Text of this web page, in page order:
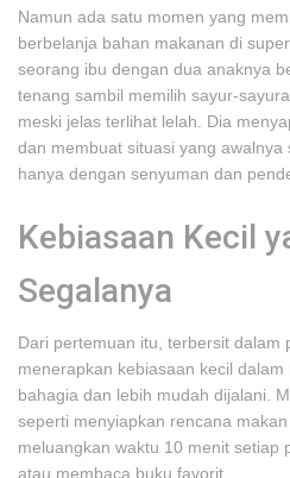
Namun ada satu momen yang
berbelanja bahan makanan di
seorang ibu dengan dua anaknya
tenang sambil memilih sayur-
meski jelas terlihat lelah. Dia
dan membuat situasi yang awalnya
hanya dengan senyuman dan
Kebiasaan Kecil
Segalanya
Dari pertemuan itu, terbersit dalam
menerapkan kebiasaan kecil
bahagia dan lebih mudah dijalani.
seperti menyiapkan rencana
meluangkan waktu 10 menit setiap
atau membaca buku favorit.